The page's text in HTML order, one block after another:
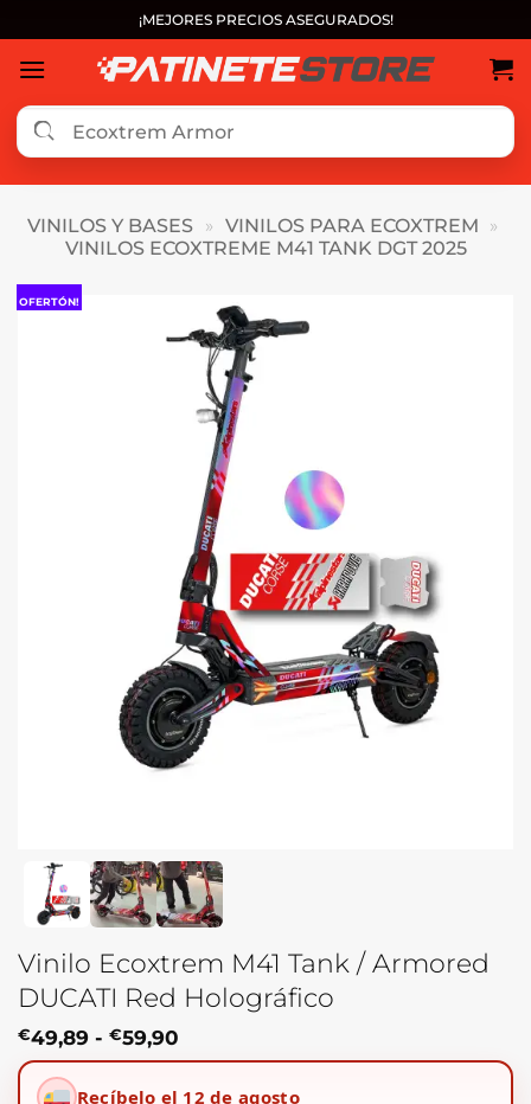
al
contenido
¡MEJORES PRECIOS ASEGURADOS!
VINILOS Y BASES » VINILOS PARA ECOXTREM »
VINILOS ECOXTREME M41 TANK DGT 2025
OFERTÓN!
Vinilo Ecoxtrem M41 Tank / Armored
DUCATI Red Holográfico
€49,89 - €59,90
de
desde
Recíbelo el 12 de agosto